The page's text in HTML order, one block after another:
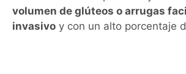
volumen de glúteos o arrugas
invasivo y con un alto porcentaje